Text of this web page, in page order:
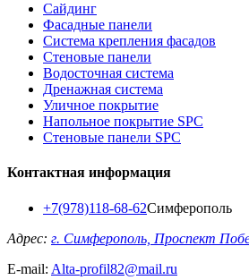
Сайдинг
Фасадные панели
Система крепления фасадов
Стеновые панели
Водосточная система
Дренажная система
Уличное покрытие
Напольное покрытие SPC
Стеновые панели SPC
Контактная информация
+7(978)118-68-62Симферополь
Адрес: г. Симферополь, Проспект
E-mail: Alta-profil82@mail.ru